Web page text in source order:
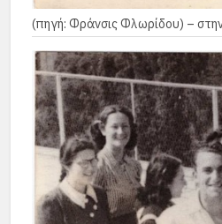
(πηγή: Φράνσις Φλωρίδου) –